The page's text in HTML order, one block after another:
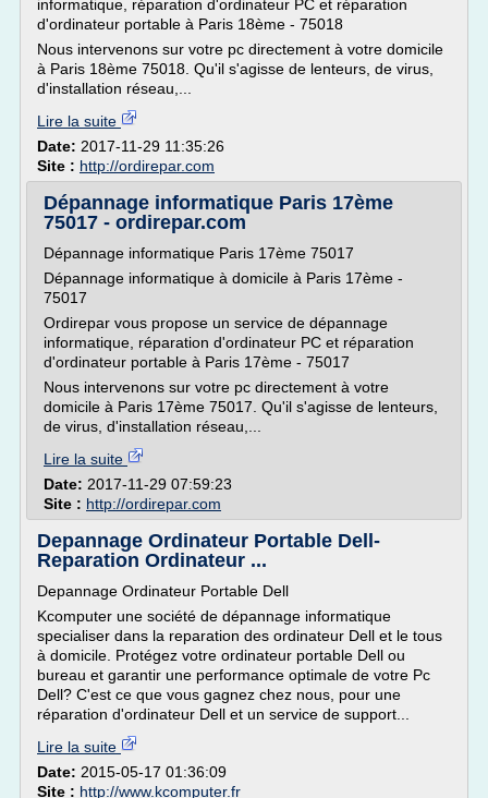
informatique, réparation d'ordinateur PC et réparation
d'ordinateur portable à Paris 18ème - 75018
Nous intervenons sur votre pc directement à votre domicile
à Paris 18ème 75018. Qu'il s'agisse de lenteurs, de virus,
d'installation réseau,...
Lire la suite
Date: 2017-11-29 11:35:26
Site : http://ordirepar.com
Dépannage informatique Paris 17ème
75017 - ordirepar.com
Dépannage informatique Paris 17ème 75017
Dépannage informatique à domicile à Paris 17ème -
75017
Ordirepar vous propose un service de dépannage
informatique, réparation d'ordinateur PC et réparation
d'ordinateur portable à Paris 17ème - 75017
Nous intervenons sur votre pc directement à votre
domicile à Paris 17ème 75017. Qu'il s'agisse de lenteurs,
de virus, d'installation réseau,...
Lire la suite
Date: 2017-11-29 07:59:23
Site : http://ordirepar.com
Depannage Ordinateur Portable Dell-
Reparation Ordinateur ...
Depannage Ordinateur Portable Dell
Kcomputer une société de dépannage informatique
specialiser dans la reparation des ordinateur Dell et le tous
à domicile. Protégez votre ordinateur portable Dell ou
bureau et garantir une performance optimale de votre Pc
Dell? C'est ce que vous gagnez chez nous, pour une
réparation d'ordinateur Dell et un service de support...
Lire la suite
Date: 2015-05-17 01:36:09
Site : http://www.kcomputer.fr